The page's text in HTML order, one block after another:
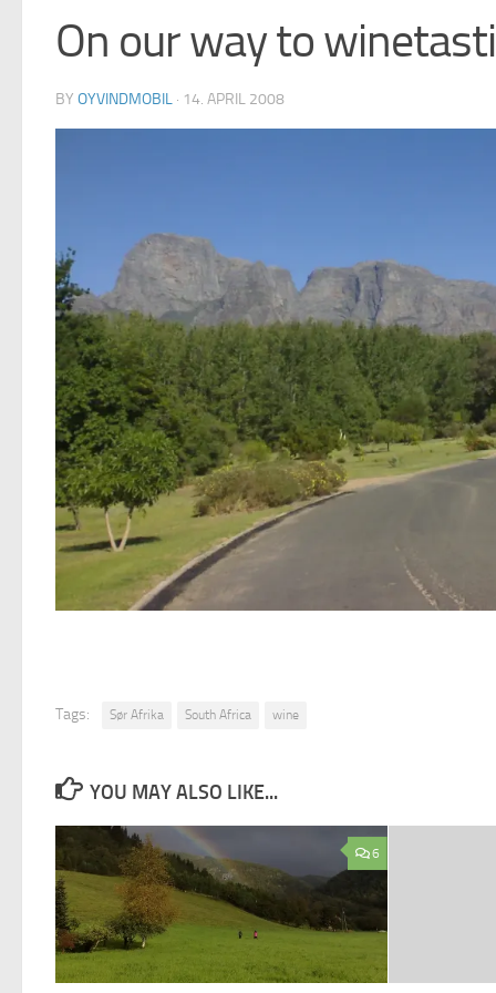
On our way to
BY OYVINDMOBIL · 14. APRIL 2008
Tags: Sør Afrika South Africa wine
YOU MAY ALSO LIKE...
6